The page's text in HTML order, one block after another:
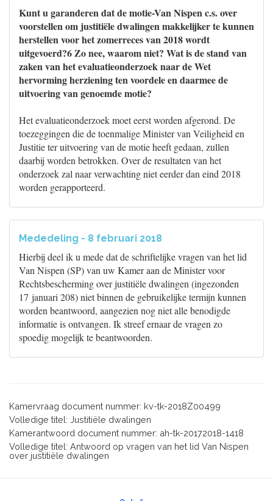
Kunt u garanderen dat de motie-Van Nispen c.s. over
voorstellen om justitiële dwalingen makkelijker te kunnen
herstellen voor het zomerreces van 2018 wordt
uitgevoerd?6 Zo nee, waarom niet? Wat is de stand van
zaken van het evaluatieonderzoek naar de Wet
hervorming herziening ten voordele en daarmee de
uitvoering van genoemde motie?
Het evaluatieonderzoek moet eerst worden afgerond. De
toezeggingen die de toenmalige Minister van Veiligheid en
Justitie ter uitvoering van de motie heeft gedaan, zullen
daarbij worden betrokken. Over de resultaten van het
onderzoek zal naar verwachting niet eerder dan eind 2018
worden gerapporteerd.
Mededeling - 8 februari 2018
Hierbij deel ik u mede dat de schriftelijke vragen van het lid
Van Nispen (SP) van uw Kamer aan de Minister voor
Rechtsbescherming over justitiële dwalingen (ingezonden
17 januari 208) niet binnen de gebruikelijke termijn kunnen
worden beantwoord, aangezien nog niet alle benodigde
informatie is ontvangen. Ik streef ernaar de vragen zo
spoedig mogelijk te beantwoorden.
Kamervraag document nummer: kv-tk-2018Z00499
Volledige titel: Justitiële dwalingen
Kamerantwoord document nummer: ah-tk-20172018-1418
Volledige titel: Antwoord op vragen van het lid Van Nispen
over justitiële dwalingen